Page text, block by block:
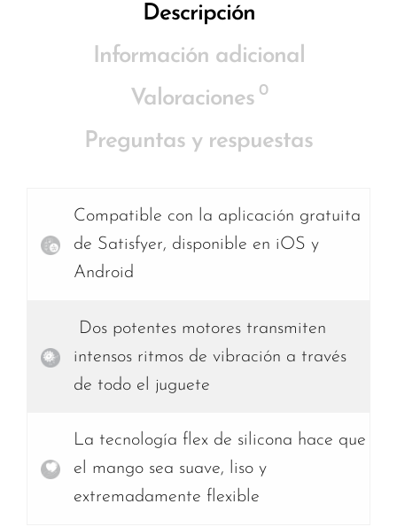
Descripción
Información adicional
Valoraciones 0
Preguntas y respuestas
Compatible con la aplicación gratuita
de Satisfyer, disponible en iOS y
Android
Dos potentes motores transmiten
intensos ritmos de vibración a través
de todo el juguete
La tecnología flex de silicona hace que
el mango sea suave, liso y
extremadamente flexible